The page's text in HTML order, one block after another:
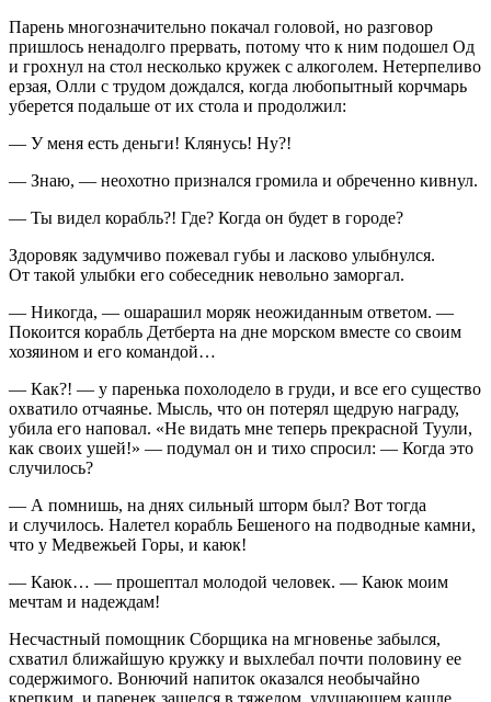
Парень многозначительно покачал головой, но разговор
пришлось ненадолго прервать, потому что к ним подошел Од
и грохнул на стол несколько кружек с алкоголем. Нетерпеливо
ерзая, Олли с трудом дождался, когда любопытный корчмарь
уберется подальше от их стола и продолжил:
— У меня есть деньги! Клянусь! Ну?!
— Знаю, — неохотно признался громила и обреченно кивнул.
— Ты видел корабль?! Где? Когда он будет в городе?
Здоровяк задумчиво пожевал губы и ласково улыбнулся.
От такой улыбки его собеседник невольно заморгал.
— Никогда, — ошарашил моряк неожиданным ответом. —
Покоится корабль Детберта на дне морском вместе со своим
хозяином и его командой…
— Как?! — у паренька похолодело в груди, и все его существо
охватило отчаянье. Мысль, что он потерял щедрую награду,
убила его наповал. «Не видать мне теперь прекрасной Туули,
как своих ушей!» — подумал он и тихо спросил: — Когда это
случилось?
— А помнишь, на днях сильный шторм был? Вот тогда
и случилось. Налетел корабль Бешеного на подводные камни,
что у Медвежьей Горы, и каюк!
— Каюк… — прошептал молодой человек. — Каюк моим
мечтам и надеждам!
Несчастный помощник Сборщика на мгновенье забылся,
схватил ближайшую кружку и выхлебал почти половину ее
содержимого. Вонючий напиток оказался необычайно
крепким, и паренек зашелся в тяжелом, удушающем кашле.